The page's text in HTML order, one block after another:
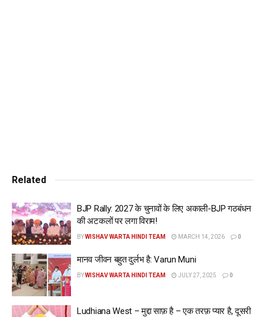
Related
BJP Rally: 2027 के चुनावों के लिए अकाली-BJP गठबंधन
की अटकलों पर लगा विराम!
BYWISHAV WARTA HINDI TEAM MARCH 14, 2026 0
मानव जीवन बहुत दुर्लभ है: Varun Muni
BYWISHAV WARTA HINDI TEAM JULY 27, 2025 0
Ludhiana West – मुद्दा साफ़ है – एक तरफ़ प्यार है, दूसरी